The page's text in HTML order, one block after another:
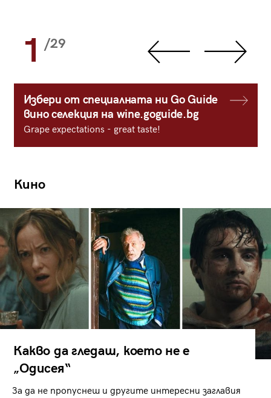
1 /29
Избери от специалната ни Go Guide
вино селекция на wine.goguide.bg
Grape expectations - great taste!
Кино
Какво да гледаш, което не е
„Одисея“
За да не пропуснеш и другите интересни заглавия